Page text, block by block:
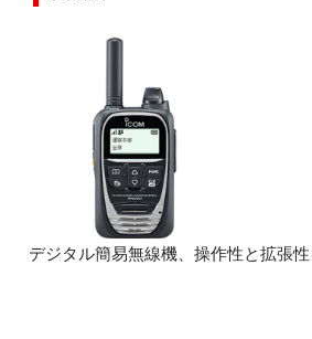
デジタル簡易無線機、操作性と拡張性